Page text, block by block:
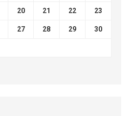
20 21 22 23
27 28 29 30